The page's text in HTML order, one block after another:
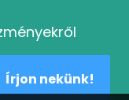
Írjon nekünk!